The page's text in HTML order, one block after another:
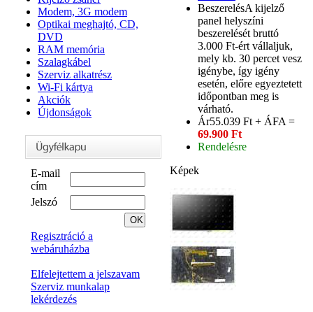
Modem, 3G modem
Optikai meghajtó, CD,
DVD
RAM memória
Szalagkábel
Szerviz alkatrész
Wi-Fi kártya
Akciók
Újdonságok
E-mail
cím
Jelszó
Regisztráció a
webáruházba
Elfelejtettem a jelszavam
Szerviz munkalap
lekérdezés
BeszerelésA kijelző
panel helyszíni
beszerelését bruttó
3.000 Ft-ért vállaljuk,
mely kb. 30 percet vesz
igénybe, így igény
esetén, előre egyeztetett
időpontban meg is
várható.
Ár55.039 Ft + ÁFA =
69.900 Ft
Rendelésre
Képek